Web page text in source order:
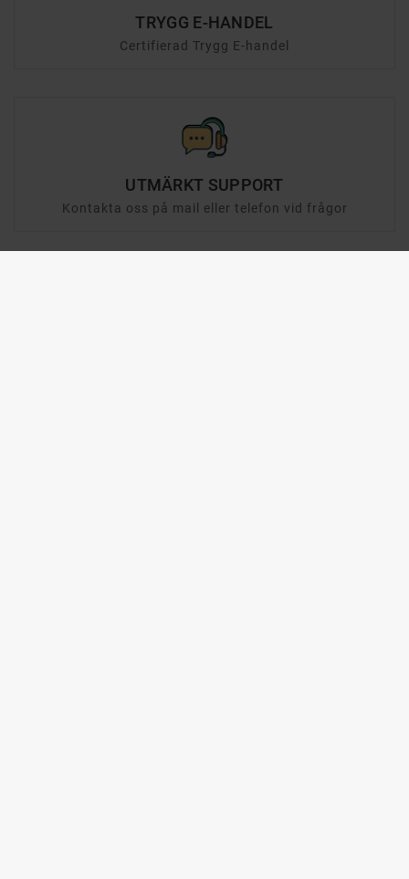
TRYGG E-HANDEL
Certifierad Trygg E-handel
UTMÄRKT SUPPORT
Kontakta oss på mail eller telefon vid frågor